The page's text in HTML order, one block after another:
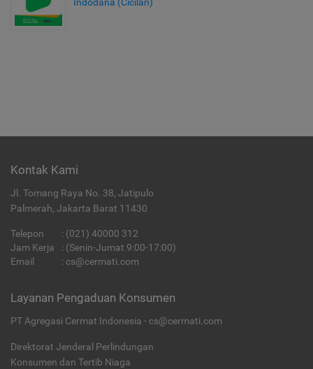
Indodana (Cicilan)
Kontak Kami
Jl. Tomang Raya No. 38, Jatipulo
Palmerah, Jakarta Barat 11430
Telepon : (021) 40000 312
Jam Kerja
: (Senin-Jumat 9:00-17:00)
Email
: cs@cermati.com
Layanan Pengaduan Konsumen
PT Agregasi Cermat Indonesia - cs@cermati.com
Direktorat Jenderal Perlindungan
Konsumen dan Tertib Niaga